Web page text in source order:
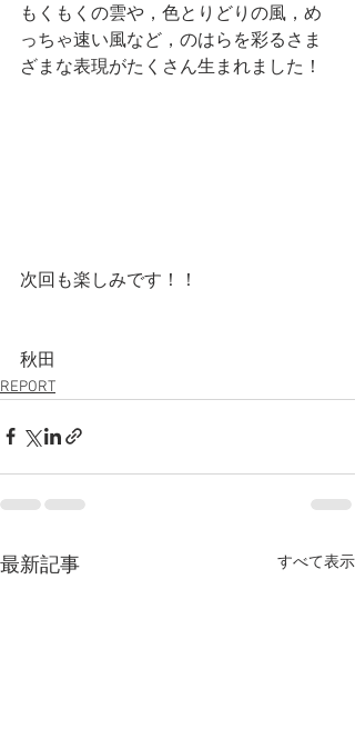
もくもくの雲や，色とりどりの風，め
っちゃ速い風など，のはらを彩るさま
ざまな表現がたくさん生まれました！
次回も楽しみです！！
秋田
REPORT
最新記事 すべて表示